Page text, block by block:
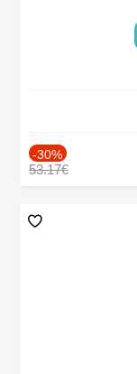
-30%
53.17€